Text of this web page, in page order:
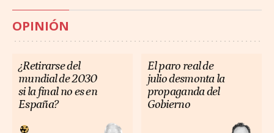
OPINIÓN
¿Retirarse del
mundial de 2030
si la final no es en
España?
El paro real de
julio desmonta la
propaganda del
Gobierno